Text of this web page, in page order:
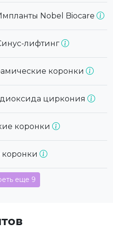
Nobel Biocare
лифтинг
коронки
циркония
коронки
еще 9